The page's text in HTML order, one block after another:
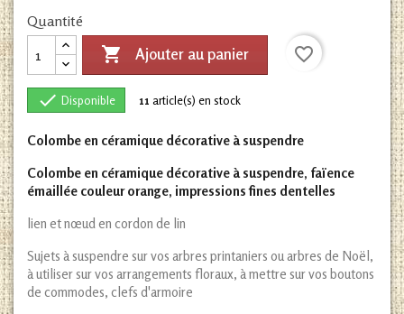
Quantité
 Ajouter au panier favorite_border
 Disponible 11 article(s) en stock
Colombe en céramique décorative à suspendre
Colombe en céramique décorative à suspendre, faïence
émaillée couleur orange, impressions fines dentelles
lien et nœud en cordon de lin
Sujets à suspendre sur vos arbres printaniers ou arbres de Noël,
à utiliser sur vos arrangements floraux, à mettre sur vos boutons
de commodes, clefs d'armoire